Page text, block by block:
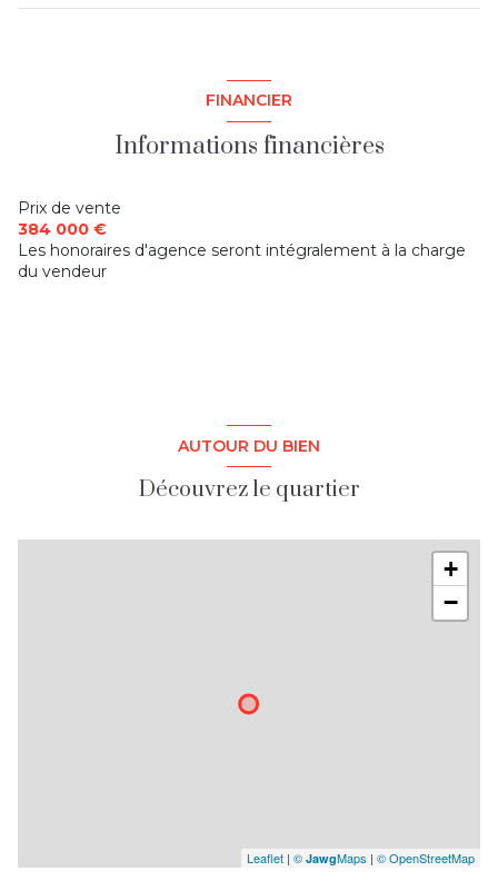
FINANCIER
Informations financières
Prix de vente
384 000 €
Les honoraires d'agence seront intégralement à la charge
du vendeur
AUTOUR DU BIEN
Découvrez le quartier
+
−
Leaflet | © JawgMaps | © OpenStreetMap